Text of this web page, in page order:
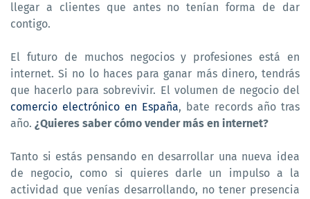
llegar a clientes que antes no tenían forma de dar
contigo.
El futuro de muchos negocios y profesiones está en
internet. Si no lo haces para ganar más dinero, tendrás
que hacerlo para sobrevivir. El volumen de negocio del
comercio electrónico en España, bate records año tras
año. ¿Quieres saber cómo vender más en internet?
Tanto si estás pensando en desarrollar una nueva idea
de negocio, como si quieres darle un impulso a la
actividad que venías desarrollando, no tener presencia